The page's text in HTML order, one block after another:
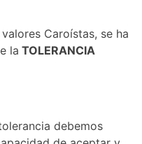
Caroístas, se ha
la TOLERANCIA
debemos